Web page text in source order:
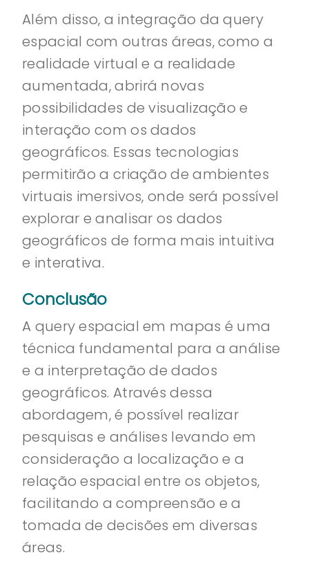
Além disso, a integração da query
espacial com outras áreas, como a
realidade virtual e a realidade
aumentada, abrirá novas
possibilidades de visualização e
interação com os dados
geográficos. Essas tecnologias
permitirão a criação de ambientes
virtuais imersivos, onde será possível
explorar e analisar os dados
geográficos de forma mais intuitiva
e interativa.
Conclusão
A query espacial em mapas é uma
técnica fundamental para a análise
e a interpretação de dados
geográficos. Através dessa
abordagem, é possível realizar
pesquisas e análises levando em
consideração a localização e a
relação espacial entre os objetos,
facilitando a compreensão e a
tomada de decisões em diversas
áreas.